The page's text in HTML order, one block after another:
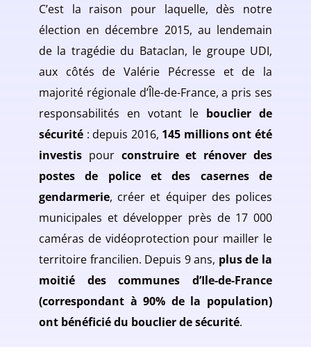
C’est la raison pour laquelle, dès notre
élection en décembre 2015, au lendemain
de la tragédie du Bataclan, le groupe UDI,
aux côtés de Valérie Pécresse et de la
majorité régionale d’Île-de-France, a pris ses
responsabilités en votant le bouclier de
sécurité : depuis 2016, 145 millions ont été
investis pour construire et rénover des
postes de police et des casernes de
gendarmerie, créer et équiper des polices
municipales et développer près de 17 000
caméras de vidéoprotection pour mailler le
territoire francilien. Depuis 9 ans, plus de la
moitié des communes d’Ile-de-France
(correspondant à 90% de la population)
ont bénéficié du bouclier de sécurité.